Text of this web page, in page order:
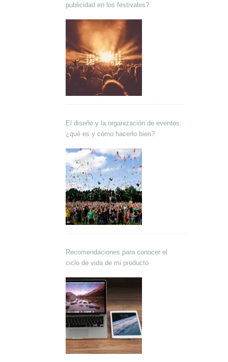
publicidad en los festivales?
El diseño y la organización de eventos:
¿qué es y cómo hacerlo bien?
Recomendaciones para conocer el
ciclo de vida de mi producto